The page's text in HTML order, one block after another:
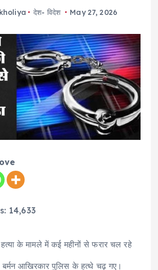
देश- विदेश May 27, 2026
14,633
के मामले में कई महीनों से फरार चल रहे
बर्मन आखिरकार पुलिस के हत्थे चढ़ गए।